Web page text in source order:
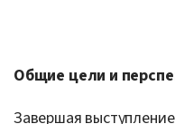
Общие цели и
Завершая